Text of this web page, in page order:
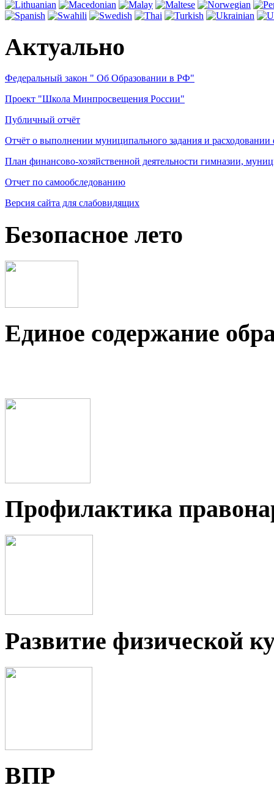
Актуально
Федеральный закон " Об Образовании в РФ"
Проект "Школа Минпросвещения России"
Публичный отчёт
Отчёт о выполнении муниципального задания и
План финансово-хозяйственной деятельности гимназии,
Отчет по самообследованию
Версия сайта для слабовидящих
Безопасное лето
Единое содержание
Профилактика
Развитие физической
ВПР